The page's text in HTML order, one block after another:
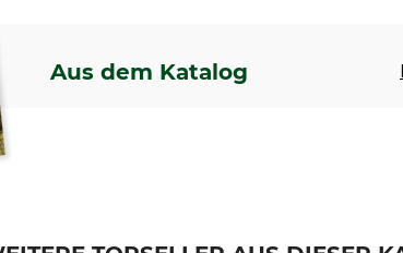
Aus dem Katalog